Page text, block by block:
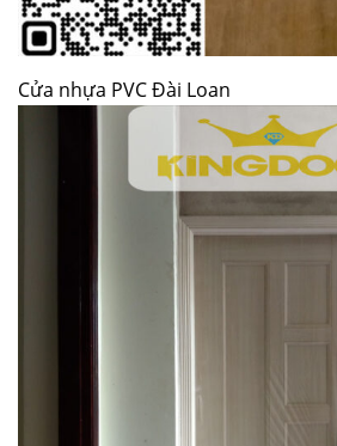
Cửa nhựa PVC Đài Loan